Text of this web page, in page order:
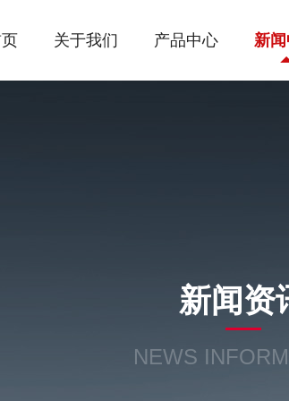
关于我们 产品中心 新
新闻资
NEWS